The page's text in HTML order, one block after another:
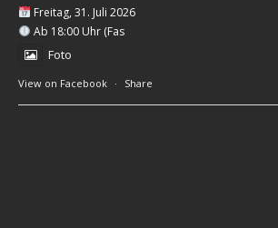
Freitag, 31. Juli 2026
Ab 18:00 Uhr (Fas
Foto
View on Facebook · Share